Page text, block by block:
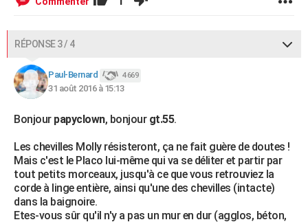
RÉPONSE 3 / 4
Paul-Bernard 4 669
31 août 2016 à 15:13
Bonjour papyclown, bonjour gt.55.
Les chevilles Molly résisteront, ça ne fait guère de doutes !
Mais c'est le Placo lui-même qui va se déliter et partir par
tout petits morceaux, jusqu'à ce que vous retrouviez la
corde à linge entière, ainsi qu'une des chevilles (intacte)
dans la baignoire.
Etes-vous sûr qu'il n'y a pas un mur en dur (agglos, béton,